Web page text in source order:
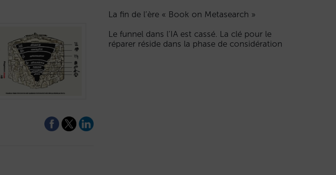
La fin de l’ère « Book on Metasearch »
Le funnel dans l’IA est cassé. La clé pour le
réparer réside dans la phase de considération